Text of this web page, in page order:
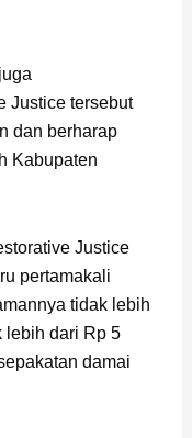
Justice tersebut
dan berharap
Kabupaten
Justice
pertamakali
tidak lebih
lebih dari Rp 5
damai